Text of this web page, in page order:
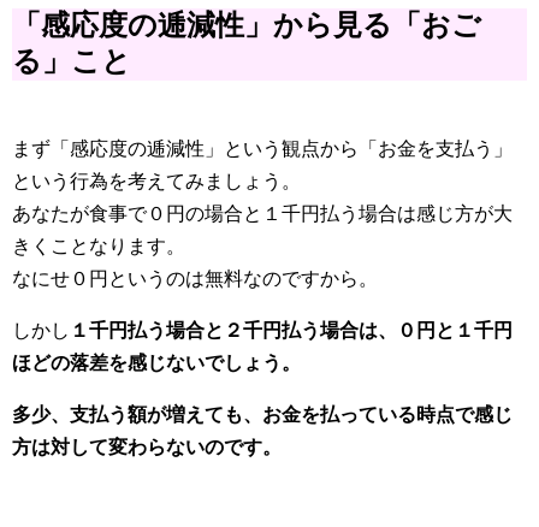
「感応度の逓減性」から見る「おご
る」こと
まず「感応度の逓減性」という観点から「お金を支払う」
という行為を考えてみましょう。
あなたが食事で０円の場合と１千円払う場合は感じ方が大
きくことなります。
なにせ０円というのは無料なのですから。
しかし １千円払う場合と２千円払う場合は、０円と１千円
ほどの落差を感じないでしょう。
多少、支払う額が増えても、お金を払っている時点で感じ
方は対して変わらないのです。